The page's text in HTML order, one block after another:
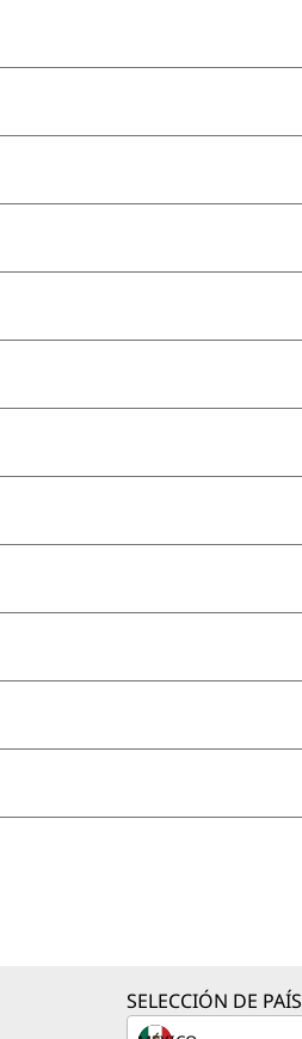
SELECCIÓN DE PAÍS